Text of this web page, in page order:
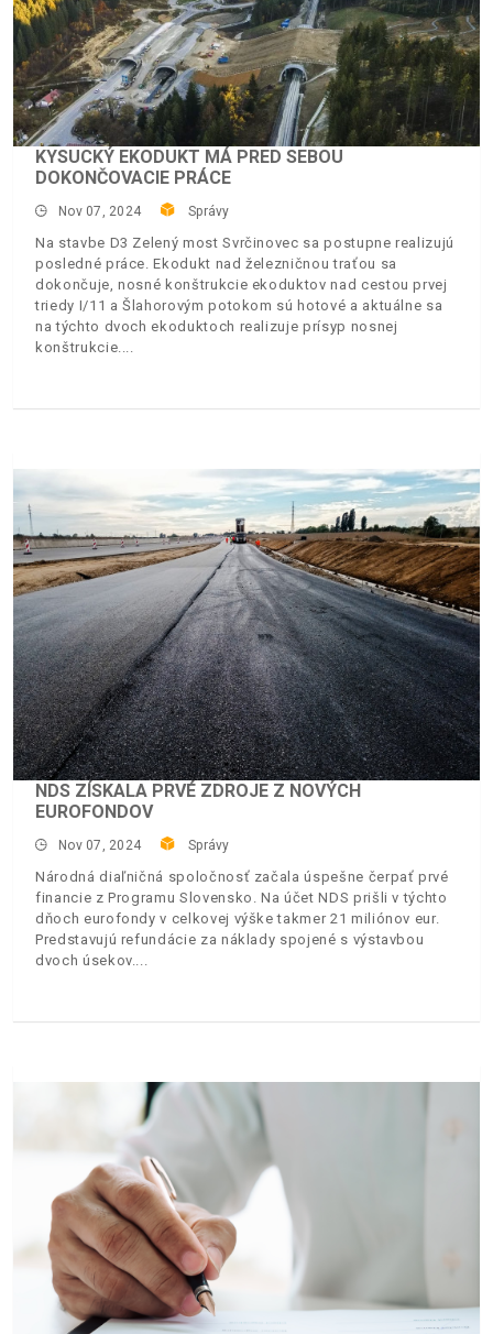
KYSUCKÝ EKODUKT MÁ PRED SEBOU
DOKONČOVACIE PRÁCE
Nov 07, 2024 Správy
Na stavbe D3 Zelený most Svrčinovec sa postupne realizujú
posledné práce. Ekodukt nad železničnou traťou sa
dokončuje, nosné konštrukcie ekoduktov nad cestou prvej
triedy I/11 a Šlahorovým potokom sú hotové a aktuálne sa
na týchto dvoch ekoduktoch realizuje prísyp nosnej
konštrukcie.
NDS ZÍSKALA PRVÉ ZDROJE Z NOVÝCH
EUROFONDOV
Nov 07, 2024 Správy
Národná diaľničná spoločnosť začala úspešne čerpať prvé
financie z Programu Slovensko. Na účet NDS prišli v týchto
dňoch eurofondy v celkovej výške takmer 21 miliónov eur.
Predstavujú refundácie za náklady spojené s výstavbou
dvoch úsekov.